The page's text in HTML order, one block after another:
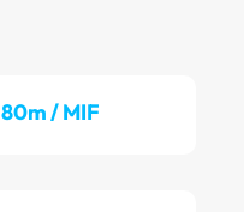
80m / MIF